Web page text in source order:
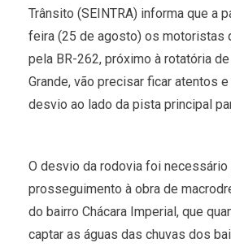
Trânsito (SEINTRA) informa que a
feira (25 de agosto) os motoristas
pela BR-262, próximo à rotatória
Grande, vão precisar ficar atentos
desvio ao lado da pista principal
O desvio da rodovia foi necessário
prosseguimento à obra de
do bairro Chácara Imperial, que
captar as águas das chuvas dos